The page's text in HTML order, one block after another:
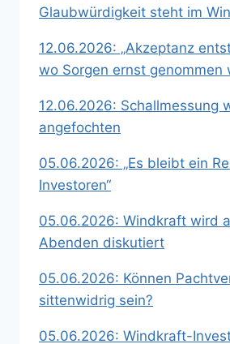
Glaubwürdigkeit steht im
12.06.2026: „Akzeptanz
wo Sorgen ernst genommen
12.06.2026: Schallmessung
angefochten
05.06.2026: „Es bleibt ein
Investoren“
05.06.2026: Windkraft wird
Abenden diskutiert
05.06.2026: Können
sittenwidrig sein?
05.06.2026: Windkraft-